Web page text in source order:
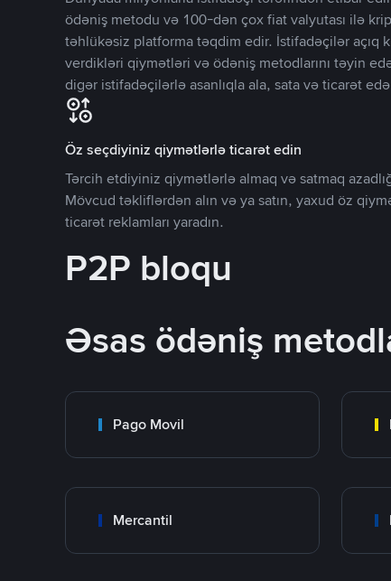
ödəniş metodu və 100-dən çox fiat valyutası ilə
təhlükəsiz platforma təqdim edir. İstifadəçilər açıq
verdikləri qiymətləri və ödəniş metodlarını təyin
digər istifadəçilərlə asanlıqla ala, sata və ticarət
Öz seçdiyiniz qiymətlərlə ticarət edin
Tərcih etdiyiniz qiymətlərlə almaq və satmaq
Mövcud təkliflərdən alın və ya satın, yaxud öz
ticarət reklamları yaradın.
P2P bloqu
Əsas ödəniş
Pago Movil
Mercantil